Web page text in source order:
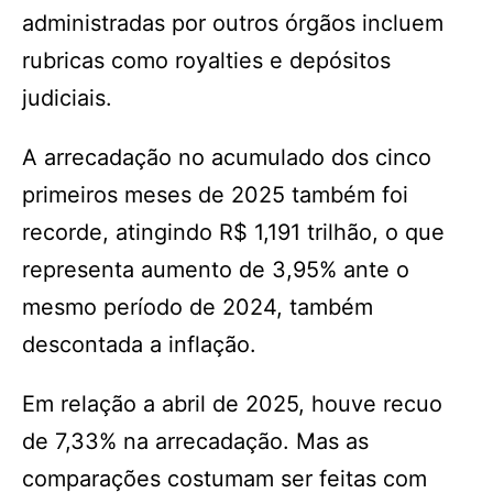
administradas por outros órgãos incluem
rubricas como royalties e depósitos
judiciais.
A arrecadação no acumulado dos cinco
primeiros meses de 2025 também foi
recorde, atingindo R$ 1,191 trilhão, o que
representa aumento de 3,95% ante o
mesmo período de 2024, também
descontada a inflação.
Em relação a abril de 2025, houve recuo
de 7,33% na arrecadação. Mas as
comparações costumam ser feitas com